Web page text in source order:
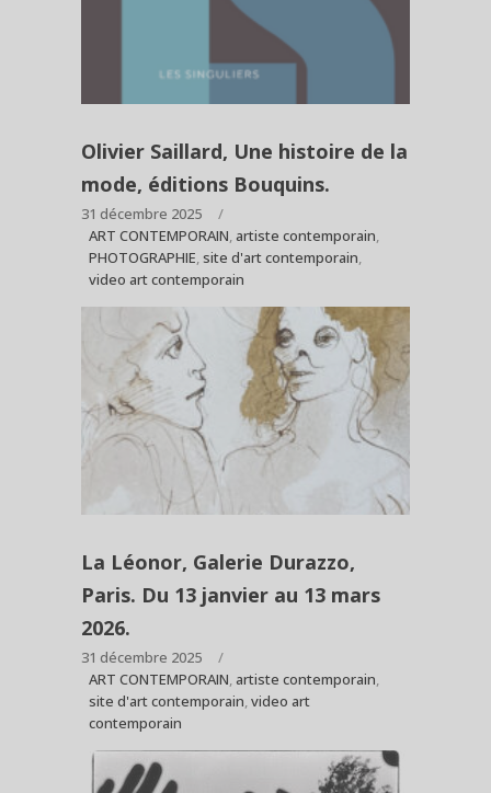
Olivier Saillard, Une histoire de la
mode, éditions Bouquins.
31 décembre 2025
ART CONTEMPORAIN, artiste contemporain,
PHOTOGRAPHIE,site d'art contemporain,
video art contemporain
La Léonor, Galerie Durazzo,
Paris. Du 13 janvier au 13 mars
2026.
31 décembre 2025
ART CONTEMPORAIN, artiste contemporain,
site d'art contemporain,video art
contemporain